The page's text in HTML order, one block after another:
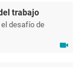
trabajo
desafío de